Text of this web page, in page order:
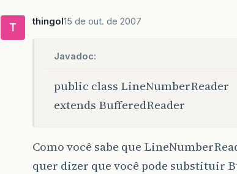
T thingol15 de out. de 2007
Javadoc:
public class LineNumberReader
extends BufferedReader
Como você sabe que
quer dizer que você pode substituir